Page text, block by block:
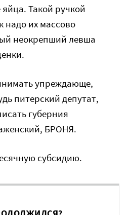
Такой ручкой
надо их массово
неокрепший левша
упреждающе,
питерский депутат,
губерния
БРОНЯ.
субсидию.